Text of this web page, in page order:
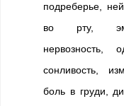
подреберье,
во рту,
нервозность,
сонливость,
боль в груди,